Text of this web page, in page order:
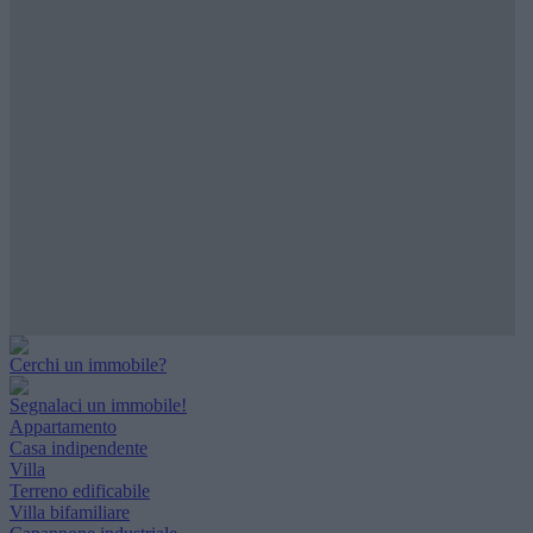
Cerchi un immobile?
Segnalaci un immobile!
Appartamento
Casa indipendente
Villa
Terreno edificabile
Villa bifamiliare